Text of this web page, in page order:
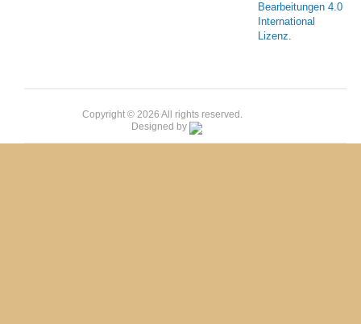
Bearbeitungen 4.0
International
Lizenz.
Copyright © 2026 All rights reserved.
Designed by